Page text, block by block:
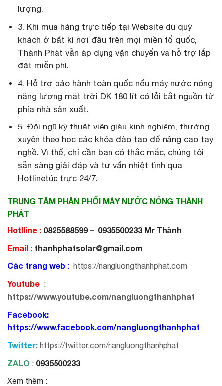
lượng.
3. Khi mua hàng trực tiếp tại Website dù quý
khách ở bất kì nơi đâu trên mọi miền tổ quốc,
Thành Phát vẫn áp dụng vận chuyển và hỗ trợ lắp
đặt miễn phí.
4. Hỗ trợ bảo hành toàn quốc nếu máy nước nóng
năng lượng mặt trời DK 180 lít có lỗi bắt nguồn từ
phía nhà sản xuất.
5. Đội ngũ kỹ thuật viên giàu kinh nghiệm, thường
xuyên theo học các khóa đào tạo để nâng cao tay
nghề. Vì thế, chỉ cần bạn có thắc mắc, chúng tôi
sẵn sàng giải đáp và tư vấn nhiệt tình qua
Hotlinetúc trực 24/7.
TRUNG TÂM PHÂN PHỐI MÁY NƯỚC NÓNG THÀNH
PHÁT
Hotlline : 0825588599 – 0935500233 Mr Thành
Email : thanhphatsolar@gmail.com
Các trang web : https://nangluongthanhphat.com
Youtube :
https://www.youtube.com/nangluongthanhphat
Facebook:
https://www.facebook.com/nangluongthanhphat
Twitter: https://twitter.com/nangluongthanhphat
ZALO : 0935500233
Xem thêm :